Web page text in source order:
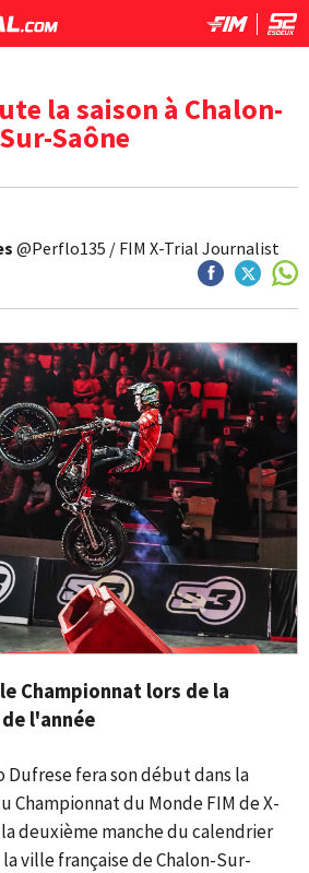
la saison à Chalon-
Sur-Saône
@Perflo135 / FIM X-Trial Journalist
Championnat lors de la
l'année
Dufrese fera son début dans la
Championnat du Monde FIM de X-
deuxième manche du calendrier
ville française de Chalon-Sur-